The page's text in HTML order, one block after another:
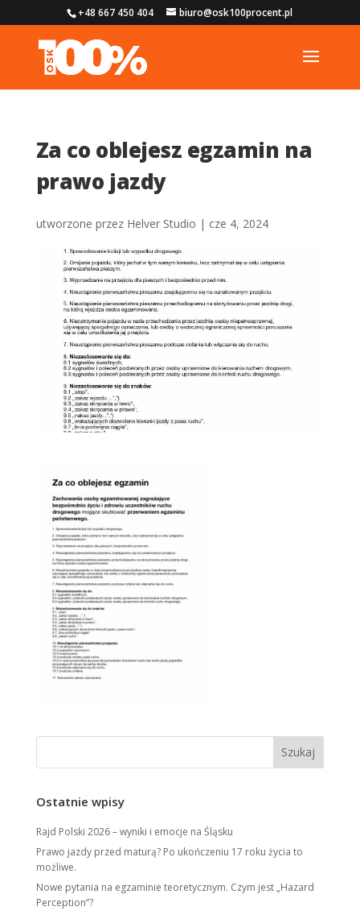
+48 667 450 404 biuro@osk100procent.pl
Za co oblejesz egzamin na
prawo jazdy
utworzone przez Helver Studio | cze 4, 2024
Ostatnie wpisy
Rajd Polski 2026 – wyniki i emocje na Śląsku
Prawo jazdy przed maturą? Po ukończeniu 17 roku życia to
możliwe.
Nowe pytania na egzaminie teoretycznym. Czym jest „Hazard
Perception”?